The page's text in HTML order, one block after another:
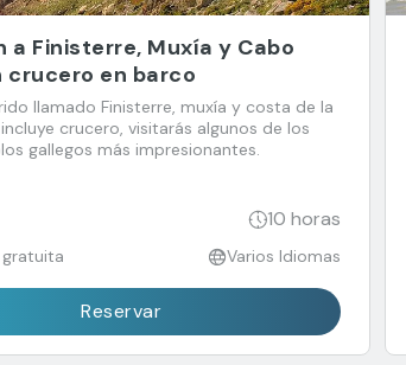
a Finisterre, Muxía y Cabo
crucero en barco
llamado Finisterre, muxía y costa de la
crucero, visitarás algunos de los
gallegos más impresionantes.
10 horas
Varios Idiomas
Reservar